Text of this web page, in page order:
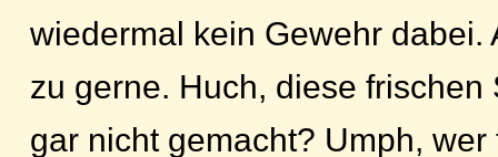
wiedermal kein Gewehr dabei.
zu gerne. Huch, diese frischen
gar nicht gemacht? Umph,